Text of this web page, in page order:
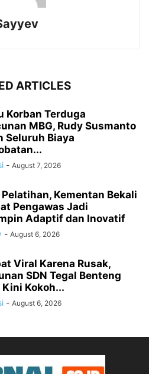
ARTICLES
Korban Terduga
MBG, Rudy Susmanto
Seluruh Biaya
- August 7, 2026
Pelatihan, Kementan Bekali
Pengawas Jadi
Adaptif dan Inovatif
- August 6, 2026
Viral Karena Rusak,
SDN Tegal Benteng
Kokoh...
- August 6, 2026